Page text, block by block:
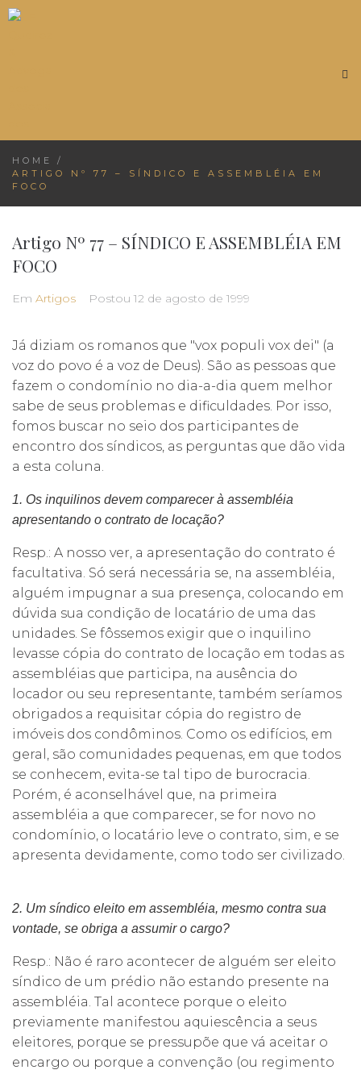
HOME
/
ARTIGO Nº 77 – SÍNDICO E ASSEMBLÉIA EM
FOCO
Artigo Nº 77 – SÍNDICO E ASSEMBLÉIA EM
FOCO
Em Artigos Postou 12 de agosto de 1999
Já diziam os romanos que "vox populi vox dei" (a
voz do povo é a voz de Deus). São as pessoas que
fazem o condomínio no dia-a-dia quem melhor
sabe de seus problemas e dificuldades. Por isso,
fomos buscar no seio dos participantes de
encontro dos síndicos, as perguntas que dão vida
a esta coluna.
1. Os inquilinos devem comparecer à assembléia
apresentando o contrato de locação?
Resp.: A nosso ver, a apresentação do contrato é
facultativa. Só será necessária se, na assembléia,
alguém impugnar a sua presença, colocando em
dúvida sua condição de locatário de uma das
unidades. Se fôssemos exigir que o inquilino
levasse cópia do contrato de locação em todas as
assembléias que participa, na ausência do
locador ou seu representante, também seríamos
obrigados a requisitar cópia do registro de
imóveis dos condôminos. Como os edifícios, em
geral, são comunidades pequenas, em que todos
se conhecem, evita-se tal tipo de burocracia.
Porém, é aconselhável que, na primeira
assembléia a que comparecer, se for novo no
condomínio, o locatário leve o contrato, sim, e se
apresenta devidamente, como todo ser civilizado.
2. Um síndico eleito em assembléia, mesmo contra sua
vontade, se obriga a assumir o cargo?
Resp.: Não é raro acontecer de alguém ser eleito
síndico de um prédio não estando presente na
assembléia. Tal acontece porque o eleito
previamente manifestou aquiescência a seus
eleitores, porque se pressupõe que vá aceitar o
encargo ou porque a convenção (ou regimento